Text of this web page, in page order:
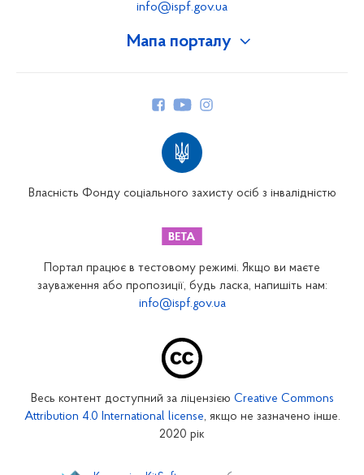
Мапа порталу
Закарпатське відділення
Запорізьке відділення
Кіровоградське відділення
info@ispf.gov.ua
Власність Фонду соціального захисту осіб з інвалідністю
Портал працює в тестовому режимі. Якщо ви маєте
зауваження або пропозиції, будь ласка, напишіть нам:
info@ispf.gov.ua
Весь контент доступний за ліцензією Creative Commons
Attribution 4.0 International license, якщо не зазначено інше.
2020 рік